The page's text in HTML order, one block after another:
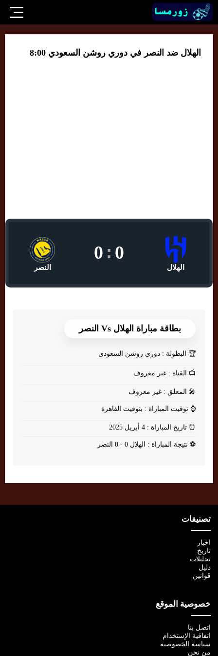
الهلال ضد النصر في دوري روشن السعودي 8:00
الهلال
0
:
0
النصر
بطاقة مباراة الهلال Vs النصر
🏆 البطولة : دوري روشن السعودي
📺 القناة : غير معروف
🎤 المعلق : غير معروف
⌚ توقيت المباراة : بتوقيت القاهرة
⏰ تاريخ المباراة : 4 أبريل 2025
⚽ نتيجة المباراة : الهلال 0 - 0 النصر
تصنيفات
اخبار
تاريخ
تحليلات
دليل
قوانين
خصوصية الموقع
اتصل بنا
اتفاقية الإستخدام
سياسة الخصوصية
من نحن